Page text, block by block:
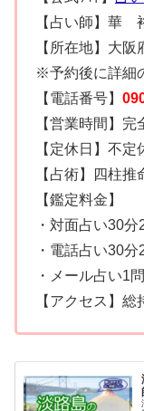
【占い師】華
【所在地】大
※予約後に詳細
【電話番号】
【営業時間】完
【定休日】不定
【占術】四柱
【鑑定料金】
・対面占い30分
・電話占い30分
・メール占い1
【アクセス】